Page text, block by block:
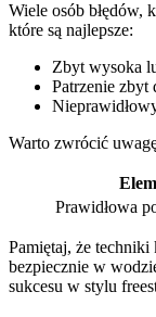
Wiele osób błędów,
które są najlepsze:
Zbyt wysoka
Patrzenie zbyt
Warto zwrócić
Prawidłowa
Pamiętaj, że
bezpiecznie w
sukcesu w stylu